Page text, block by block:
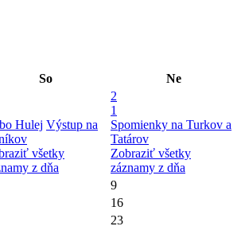
So Ne
Hulej Výstup na
všetky
z dňa
2
1
Spomienky na Turkov a
Tatárov
Zobraziť všetky
záznamy z dňa
9
16
23